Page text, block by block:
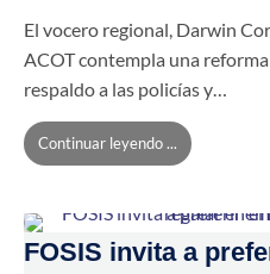
El vocero regional, Darwin
ACOT contempla una
respaldo a las policías y…
Continuar leyendo ...
FOSIS invita a